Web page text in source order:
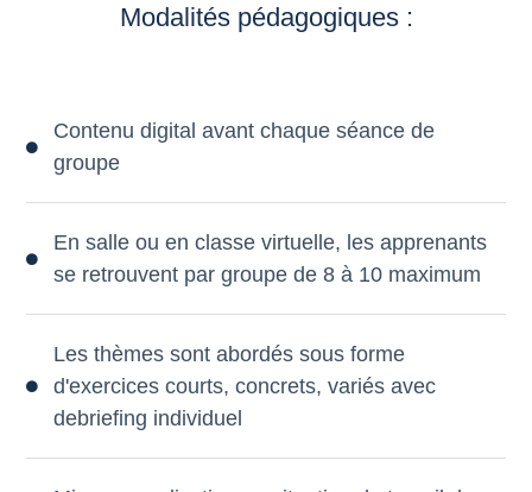
Modalités pédagogiques :
Contenu digital avant chaque séance de
groupe
En salle ou en classe virtuelle, les apprenants
se retrouvent par groupe de 8 à 10 maximum
Les thèmes sont abordés sous forme
d'exercices courts, concrets, variés avec
debriefing individuel